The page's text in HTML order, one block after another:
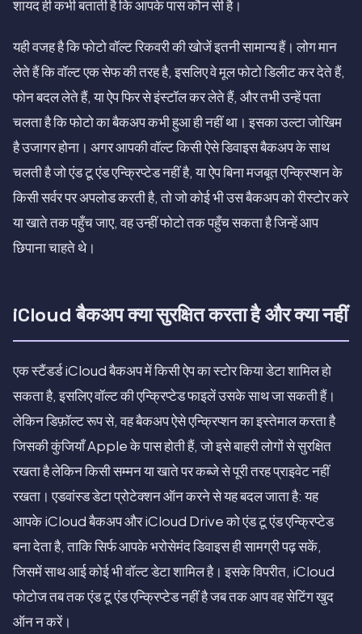
शायद ही कभी बताती है कि आपके पास कौन सी है।
यही वजह है कि फोटो वॉल्ट रिकवरी की खोजें इतनी सामान्य हैं। लोग मान
लेते हैं कि वॉल्ट एक सेफ की तरह है, इसलिए वे मूल फोटो डिलीट कर देते हैं,
फोन बदल लेते हैं, या ऐप फिर से इंस्टॉल कर लेते हैं, और तभी उन्हें पता
चलता है कि फोटो का बैकअप कभी हुआ ही नहीं था। इसका उल्टा जोखिम
है उजागर होना। अगर आपकी वॉल्ट किसी ऐसे डिवाइस बैकअप के साथ
चलती है जो एंड टू एंड एन्क्रिप्टेड नहीं है, या ऐप बिना मजबूत एन्क्रिप्शन के
किसी सर्वर पर अपलोड करती है, तो जो कोई भी उस बैकअप को रीस्टोर करे
या खाते तक पहुँच जाए, वह उन्हीं फोटो तक पहुँच सकता है जिन्हें आप
छिपाना चाहते थे।
iCloud बैकअप क्या सुरक्षित करता है और क्या नहीं
एक स्टैंडर्ड iCloud बैकअप में किसी ऐप का स्टोर किया डेटा शामिल हो
सकता है, इसलिए वॉल्ट की एन्क्रिप्टेड फाइलें उसके साथ जा सकती हैं।
लेकिन डिफ़ॉल्ट रूप से, वह बैकअप ऐसे एन्क्रिप्शन का इस्तेमाल करता है
जिसकी कुंजियाँ Apple के पास होती हैं, जो इसे बाहरी लोगों से सुरक्षित
रखता है लेकिन किसी सम्मन या खाते पर कब्जे से पूरी तरह प्राइवेट नहीं
रखता। एडवांस्ड डेटा प्रोटेक्शन ऑन करने से यह बदल जाता है: यह
आपके iCloud बैकअप और iCloud Drive को एंड टू एंड एन्क्रिप्टेड
बना देता है, ताकि सिर्फ आपके भरोसेमंद डिवाइस ही सामग्री पढ़ सकें,
जिसमें साथ आई कोई भी वॉल्ट डेटा शामिल है। इसके विपरीत, iCloud
फोटोज तब तक एंड टू एंड एन्क्रिप्टेड नहीं है जब तक आप वह सेटिंग खुद
ऑन न करें।